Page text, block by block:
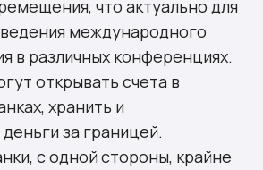
что актуально для
международного
в различных конференциях.
открывать счета в
хранить и
за границей.
с одной стороны, крайне